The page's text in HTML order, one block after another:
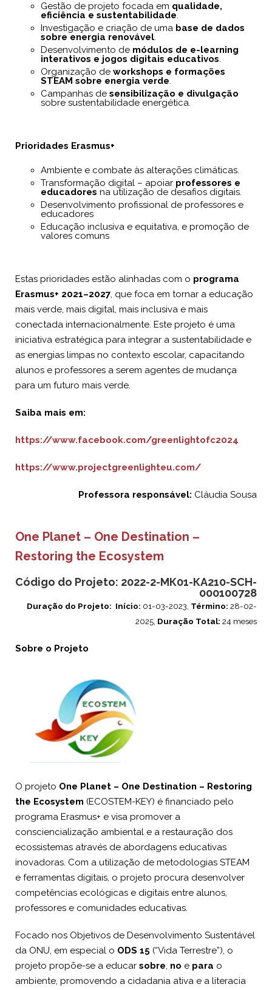
Gestão de projeto focada em qualidade,
eficiência e sustentabilidade.
Investigação e criação de uma base de dados
sobre energia renovável.
Desenvolvimento de módulos de e-learning
interativos e jogos digitais educativos.
Organização de workshops e formações
STEAM sobre energia verde.
Campanhas de sensibilização e divulgação
sobre sustentabilidade energética.
Prioridades Erasmus+
Ambiente e combate às alterações climáticas.
Transformação digital – apoiar professores e
educadores na utilização de desafios digitais.
Desenvolvimento profissional de professores e
educadores
Educação inclusiva e equitativa, e promoção de
valores comuns
Estas prioridades estão alinhadas com o programa
Erasmus+ 2021–2027, que foca em tornar a educação
mais verde, mais digital, mais inclusiva e mais
conectada internacionalmente. Este projeto é uma
iniciativa estratégica para integrar a sustentabilidade e
as energias limpas no contexto escolar, capacitando
alunos e professores a serem agentes de mudança
para um futuro mais verde.
Saiba mais em:
https://www.facebook.com/greenlightofc2024
https://www.projectgreenlighteu.com/
Professora responsável: Cláudia Sousa
One Planet – One Destination –
Restoring the Ecosystem
Código do Projeto: 2022-2-МК01-КА210-SCH-
000100728
Duração do Projeto: Início: 01-03-2023, Término: 28-02-
2025, Duração Total: 24 meses
Sobre o Projeto
O projeto One Planet – One Destination – Restoring
the Ecosystem (ECOSTEM-KEY) é financiado pelo
programa Erasmus+ e visa promover a
consciencialização ambiental e a restauração dos
ecossistemas através de abordagens educativas
inovadoras. Com a utilização de metodologias STEAM
e ferramentas digitais, o projeto procura desenvolver
competências ecológicas e digitais entre alunos,
professores e comunidades educativas.
Focado nos Objetivos de Desenvolvimento Sustentável
da ONU, em especial o ODS 15 (“Vida Terrestre”), o
projeto propõe-se a educar sobre, no e para o
ambiente, promovendo a cidadania ativa e a literacia